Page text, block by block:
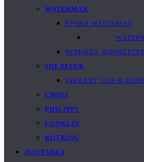
WATERMAN
РУЧКИ WATERMAN
ЧЕРНИЛА,
SHEAFFER
VIBRANT, FUN &
CROSS
PHILIPPI
CONKLIN
ROTRING
ДОСТАВКА